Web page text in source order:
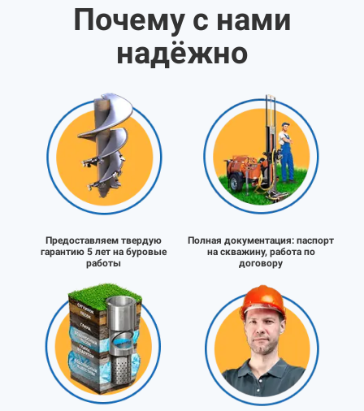
Почему с нами
надёжно
Предоставляем твердую
гарантию 5 лет на буровые
работы
Полная документация: паспорт
на скважину, работа по
договору